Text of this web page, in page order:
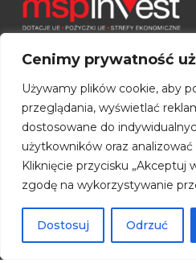
Cenimy prywatność
Używamy plików cookie, aby
przeglądania, wyświetlać
dostosowane do
użytkowników oraz
Kliknięcie przycisku „Akceptuj
zgodę na wykorzystywanie
Dostosuj Odrzuć
Toruński Park
Budynek A
ul. Włocławska 167
87-100 Toruń
Pełny kontakt